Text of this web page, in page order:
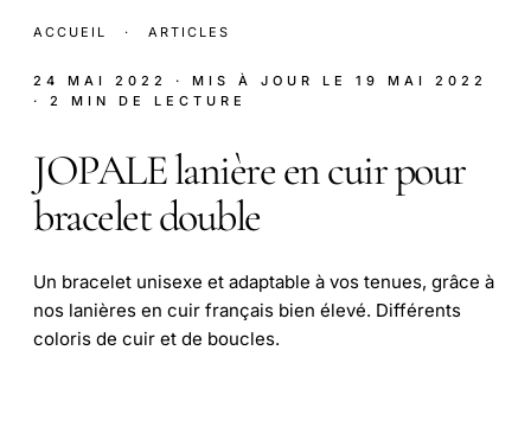
ACCUEIL · ARTICLES
24 MAI 2022 · MIS À JOUR LE 19 MAI 2022
· 2 MIN DE LECTURE
JOPALE lanière en cuir pour
bracelet double
Un bracelet unisexe et adaptable à vos tenues, grâce à
nos lanières en cuir français bien élevé. Différents
coloris de cuir et de boucles.